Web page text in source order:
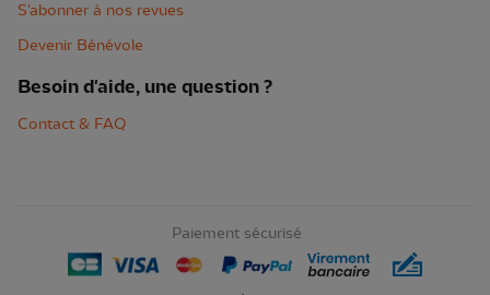
S'abonner à nos revues
Devenir Bénévole
Besoin d'aide, une question ?
Contact & FAQ
Paiement sécurisé